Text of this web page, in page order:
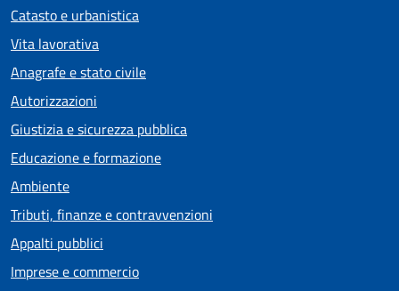
Catasto e urbanistica
Vita lavorativa
Anagrafe e stato civile
Autorizzazioni
Giustizia e sicurezza pubblica
Educazione e formazione
Ambiente
Tributi, finanze e contravvenzioni
Appalti pubblici
Imprese e commercio